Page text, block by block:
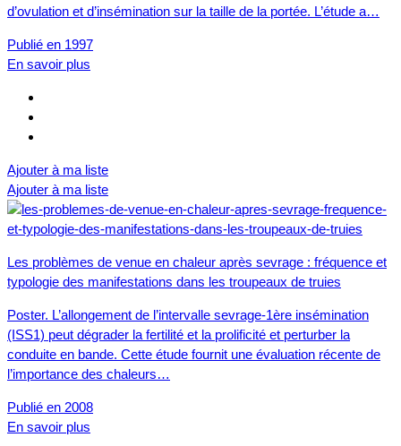
d’ovulation et d’insémination sur la taille de la portée. L’étude a…
Publié en 1997
En savoir plus
Ajouter à ma liste
Ajouter à ma liste
Les problèmes de venue en chaleur après sevrage : fréquence et
typologie des manifestations dans les troupeaux de truies
Poster. L’allongement de l’intervalle sevrage-1ère insémination
(ISS1) peut dégrader la fertilité et la prolificité et perturber la
conduite en bande. Cette étude fournit une évaluation récente de
l’importance des chaleurs…
Publié en 2008
En savoir plus